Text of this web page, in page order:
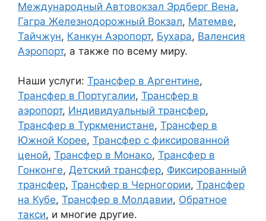
Международный Автовокзал Эрдберг Вена,
Гагра Железнодорожный Вокзал, Матемве,
Тайчжун, Канкун Аэропорт, Бухара, Валенсия
Аэропорт, а также по всему миру.
Наши услуги: Трансфер в Аргентине,
Трансфер в Португалии, Трансфер в
аэропорт, Индивидуальный трансфер,
Трансфер в Туркменистане, Трансфер в
Южной Корее, Трансфер с фиксированной
ценой, Трансфер в Монако, Трансфер в
Гонконге, Детский трансфер, Фиксированный
трансфер, Трансфер в Черногории, Трансфер
на Кубе, Трансфер в Молдавии, Обратное
такси, и многие другие.